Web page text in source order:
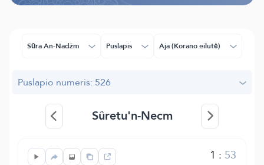
Sūra An-Nadžm Puslapis Aja (Korano eilutė)
Puslapio numeris: 526
Sûretu'n-Necm
1 : 53